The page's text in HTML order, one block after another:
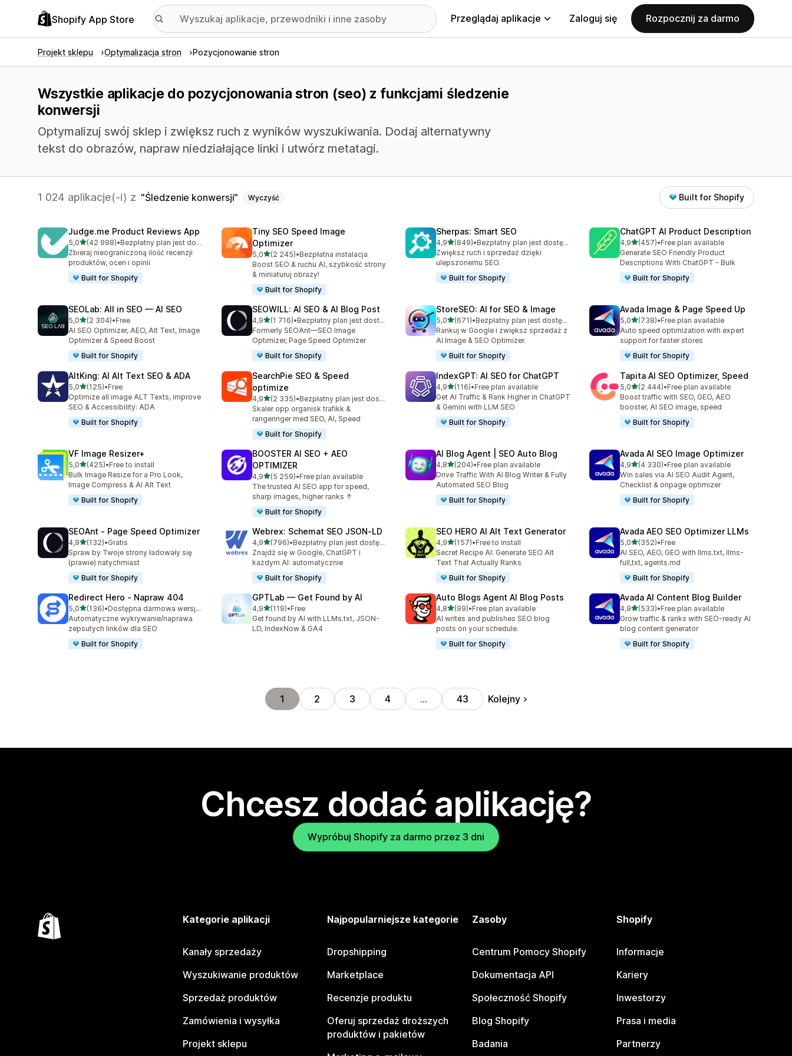
Shopify App Store Przeglądaj aplikacje Zaloguj się Rozpocznij za darmo
Projekt sklepu Optymalizacja stron Pozycjonowanie stron
Wszystkie aplikacje do pozycjonowania stron (seo) z funkcjami śledzenie
konwersji
Optymalizuj swój sklep i zwiększ ruch z wyników wyszukiwania. Dodaj alternatywny
tekst do obrazów, napraw niedziałające linki i utwórz metatagi.
1 024 aplikacje(-i) z Śledzenie konwersji Wyczyść Built for Shopify
Judge.me Product Reviews App
5,0na 5 gwiazdek
(42 998)
Łączna liczba recenzji: 42998
•
Bezpłatny plan jest dostępny
Zbieraj nieograniczoną ilość recenzji
produktów, ocen i opinii
Built for Shopify
Tiny SEO Speed Image
Optimizer
5,0na 5 gwiazdek
(2 245)
Łączna liczba recenzji: 2245
•Bezpłatna instalacja
Boost SEO & ruchu AI, szybkość strony
& miniaturuj obrazy!
Built for Shopify
Sherpas: Smart SEO
4,9na 5 gwiazdek
(849)
Łączna liczba recenzji: 849
•
Bezpłatny plan jest dostępny
Zwiększ ruch i sprzedaż dzięki
ulepszonemu SEO.
Built for Shopify
ChatGPT AI Product Description
4,9na 5 gwiazdek
(457)
Łączna liczba recenzji: 457
•Free plan available
Generate SEO Friendly Product
Descriptions With ChatGPT - Bulk
Built for Shopify
SEOLab: All in SEO — AI SEO
5,0na 5 gwiazdek
(2 304)
Łączna liczba recenzji: 2304
•Free
AI SEO Optimizer, AEO, Alt Text, Image
Optimizer & Speed Boost
Built for Shopify
SEOWILL: AI SEO & AI Blog Post
4,9na 5 gwiazdek
(1 716)
Łączna liczba recenzji: 1716
•
Bezpłatny plan jest dostępny
Formerly SEOAnt—SEO Image
Optimizer, Page Speed Optimizer
Built for Shopify
StoreSEO: AI for SEO & Image
5,0na 5 gwiazdek
(671)
Łączna liczba recenzji: 671
•
Bezpłatny plan jest dostępny
Rankuj w Google i zwiększ sprzedaż z
AI Image & SEO Optimizer.
Built for Shopify
Avada Image & Page Speed Up
5,0na 5 gwiazdek
(738)
Łączna liczba recenzji: 738
•Free plan available
Auto speed optimization with expert
support for faster stores
Built for Shopify
AltKing: AI Alt Text SEO & ADA
5,0na 5 gwiazdek
(125)
Łączna liczba recenzji: 125
•Free
Optimize all image ALT Texts, improve
SEO & Accessibility: ADA
Built for Shopify
SearchPie SEO & Speed
optimize
4,9na 5 gwiazdek
(2 335)
Łączna liczba recenzji: 2335
•
Bezpłatny plan jest dostępny
Skaler opp organisk trafikk &
rangeringer med SEO, AI, Speed
Built for Shopify
IndexGPT: AI SEO for ChatGPT
4,9na 5 gwiazdek
(116)
Łączna liczba recenzji: 116
•Free plan available
Get AI Traffic & Rank Higher in ChatGPT
& Gemini with LLM SEO
Built for Shopify
Tapita AI SEO Optimizer, Speed
5,0na 5 gwiazdek
(2 444)
Łączna liczba recenzji: 2444
•Free plan available
Boost traffic with SEO, GEO, AEO
booster, AI SEO image, speed
Built for Shopify
VF Image Resizer+
5,0na 5 gwiazdek
(425)
Łączna liczba recenzji: 425
•Free to install
Bulk Image Resize for a Pro Look,
Image Compress & AI Alt Text
Built for Shopify
BOOSTER AI SEO + AEO
OPTIMIZER
4,9na 5 gwiazdek
(5 259)
Łączna liczba recenzji: 5259
•Free plan available
The trusted AI SEO app for speed,
sharp images, higher ranks ↑
Built for Shopify
AI Blog Agent | SEO Auto Blog
4,8na 5 gwiazdek
(204)
Łączna liczba recenzji: 204
•Free plan available
Drive Traffic With AI Blog Writer & Fully
Automated SEO Blog
Built for Shopify
Avada AI SEO Image Optimizer
4,9na 5 gwiazdek
(4 330)
Łączna liczba recenzji: 4330
•Free plan available
Win sales via AI SEO Audit Agent,
Checklist & onpage optimizer
Built for Shopify
SEOAnt ‑ Page Speed Optimizer
4,9na 5 gwiazdek
(132)
Łączna liczba recenzji: 132
•Gratis
Spraw by Twoje strony ładowały się
(prawie) natychmiast
Built for Shopify
Webrex: Schemat SEO JSON‑LD
4,9na 5 gwiazdek
(796)
Łączna liczba recenzji: 796
•
Bezpłatny plan jest dostępny
Znajdź się w Google, ChatGPT i
każdym AI: automatycznie
Built for Shopify
SEO HERO AI Alt Text Generator
4,9na 5 gwiazdek
(157)
Łączna liczba recenzji: 157
•Free to install
Secret Recipe AI: Generate SEO Alt
Text That Actually Ranks
Built for Shopify
Avada AEO SEO Optimizer LLMs
5,0na 5 gwiazdek
(352)
Łączna liczba recenzji: 352
•Free
AI SEO, AEO, GEO with llms.txt, llms-
full,txt, agents.md
Built for Shopify
Redirect Hero ‑ Napraw 404
5,0na 5 gwiazdek
(136)
Łączna liczba recenzji: 136
•
Dostępna darmowa wersja próbna
Automatyczne wykrywanie/naprawa
zepsutych linków dla SEO
Built for Shopify
GPTLab — Get Found by AI
4,9na 5 gwiazdek
(119)
Łączna liczba recenzji: 119
•Free
Get found by AI with LLMs.txt, JSON-
LD, IndexNow & GA4
Auto Blogs Agent AI Blog Posts
4,8na 5 gwiazdek
(99)
Łączna liczba recenzji: 99
•Free plan available
AI writes and publishes SEO blog
posts on your schedule.
Built for Shopify
Avada AI Content Blog Builder
4,9na 5 gwiazdek
(533)
Łączna liczba recenzji: 533
•Free plan available
Grow traffic & ranks with SEO-ready AI
blog content generator
Built for Shopify
1 2 3 4 … 43 Kolejny
Chcesz dodać aplikację?
Wypróbuj Shopify za darmo przez 3 dni
Kategorie aplikacji
Kanały sprzedaży
Wyszukiwanie produktów
Sprzedaż produktów
Zamówienia i wysyłka
Projekt sklepu
Najpopularniejsze kategorie
Dropshipping
Marketplace
Recenzje produktu
Oferuj sprzedaż droższych
produktów i pakietów
Zasoby
Centrum Pomocy Shopify
Dokumentacja API
Społeczność Shopify
Blog Shopify
Badania
Shopify
Informacje
Kariery
Inwestorzy
Prasa i media
Partnerzy